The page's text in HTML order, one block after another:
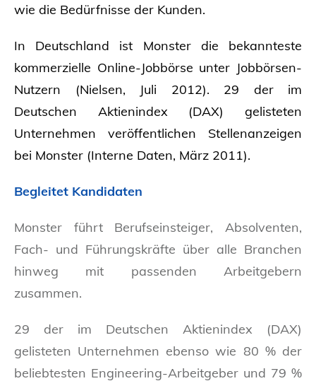
wie die Bedürfnisse der Kunden.
In Deutschland ist Monster die bekannteste
kommerzielle Online-Jobbörse unter Jobbörsen-
Nutzern (Nielsen, Juli 2012). 29 der im
Deutschen Aktienindex (DAX) gelisteten
Unternehmen veröffentlichen Stellenanzeigen
bei Monster (Interne Daten, März 2011).
Begleitet Kandidaten
Monster führt Berufseinsteiger, Absolventen,
Fach- und Führungskräfte über alle Branchen
hinweg mit passenden Arbeitgebern
zusammen.
29 der im Deutschen Aktienindex (DAX)
gelisteten Unternehmen ebenso wie 80 % der
beliebtesten Engineering-Arbeitgeber und 79 %